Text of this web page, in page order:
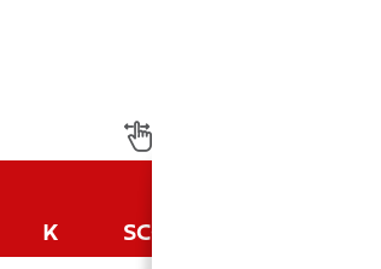
K SCORE